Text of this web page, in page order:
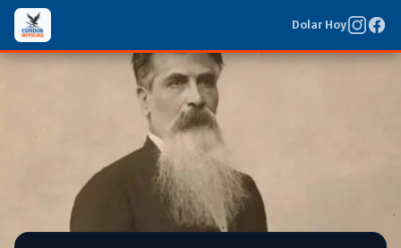
Dolar Hoy